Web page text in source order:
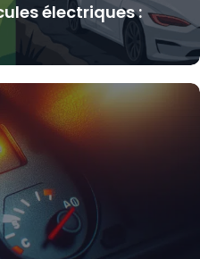
électriques :